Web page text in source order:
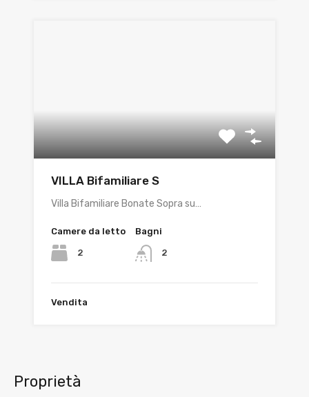
VILLA Bifamiliare S
Villa Bifamiliare Bonate Sopra su…
Camere da letto
2
Bagni
2
Vendita
Proprietà